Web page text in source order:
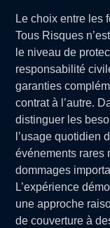
Le choix entre les
Tous Risques
le niveau de
responsabilité
garanties
contrat à l’autre.
distinguer les
l’usage quotidien
événements rares
dommages
L’expérience
une approche
de couverture à